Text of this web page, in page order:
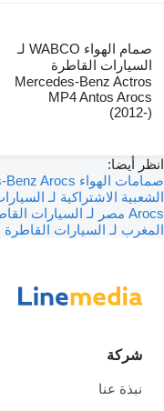
صمام الهواء WABCO لـ
السيارات القاطرة
Mercedes-Benz Actros
MP4 Antos Arocs
(2012-)
انظر أيضا:
الشعبية الاشتراكية لـ
Arocs مصر لـ السيارات القاطرة
المغرب لـ السيارات القاطرة
شركة
نبذة عنا